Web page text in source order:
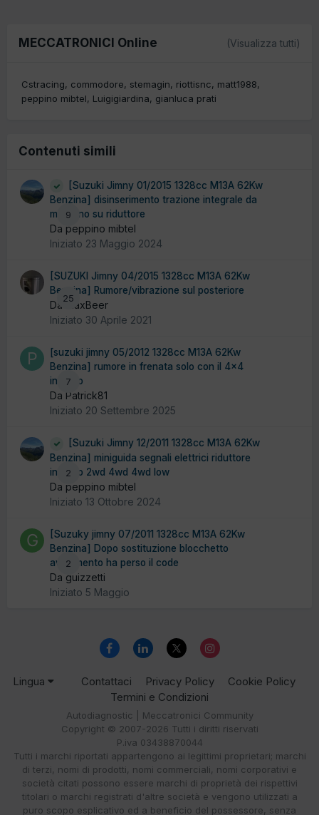
MECCATRONICI Online (Visualizza tutti)
Cstracing commodore stemagin riottisnc
matt1988
peppino mibtel
Luigigiardina gianluca prati
Contenuti simili
9
[Suzuki Jimny 01/2015 1328cc M13A 62Kw
Benzina] disinserimento trazione integrale da
motorino su riduttore
Da peppino mibtel
Iniziato 23 Maggio 2024
25
[SUZUKI Jimny 04/2015 1328cc M13A 62Kw
Benzina] Rumore/vibrazione sul posteriore
Da MaxBeer
Iniziato 30 Aprile 2021
7
[suzuki jimny 05/2012 1328cc M13A 62Kw
Benzina] rumore in frenata solo con il 4x4
inserito
Da Patrick81
Iniziato 20 Settembre 2025
2
[Suzuki Jimny 12/2011 1328cc M13A 62Kw
Benzina] miniguida segnali elettrici riduttore
innesto 2wd 4wd 4wd low
Da peppino mibtel
Iniziato 13 Ottobre 2024
2
[Suzuky jimny 07/2011 1328cc M13A 62Kw
Benzina] Dopo sostituzione blocchetto
avviamento ha perso il code
Da guizzetti
Iniziato 5 Maggio
Lingua Contattaci Privacy Policy
Cookie Policy
Termini e Condizioni
Autodiagnostic | Meccatronici Community
Copyright © 2007-2026 Tutti i diritti riservati
P.iva 03438870044
Tutti i marchi riportati appartengono ai legittimi proprietari; marchi
di terzi, nomi di prodotti, nomi commerciali, nomi corporativi e
società citati possono essere marchi di proprietà dei rispettivi
titolari o marchi registrati d'altre società e vengono utilizzati a
puro scopo esplicativo ed a beneficio del possessore, senza